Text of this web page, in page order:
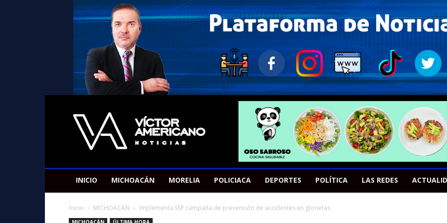
Americano
Victor
INICIO MICHOACÁN MORELIA POLICIACA DEPORTES POLÍTICA LAS REDES
Inicio MICHOACÁN Implementa SSP campaña de prevención de accidentes en glorietas